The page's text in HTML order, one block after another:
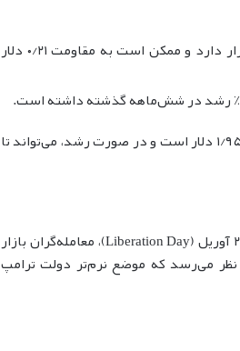
با رشد ۴۱٪ در شش ماه اخیر همچنان در منطقه صعودی قرار دارد و ممکن است به مقاومت ۰/۲۱ دلار
تحلیل تکنیکال نشان می‌دهد که XRP در حال نزدیک شدن به سطح حمایتی ۱/۹۵ دلار است و در صورت رشد، می‌تواند تا
اعلام کرده‌اند که با نزدیک شدن به روز ۲ آوریل (Liberation Day)، معامله‌گران بازار
نظر می‌رسد که موضع نرم‌تر دولت ترامپ